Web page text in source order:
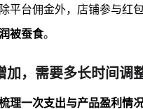
平台佣金外，店铺参与红
被蚕食。
加，需要多长时间调
理一次支出与产品盈利情